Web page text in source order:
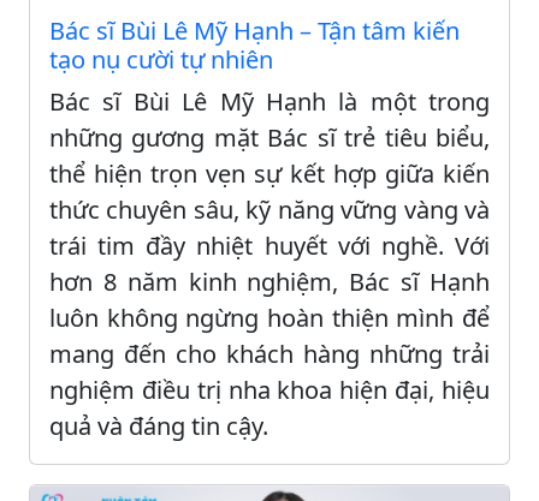
Bác sĩ Bùi Lê Mỹ Hạnh – Tận tâm kiến
tạo nụ cười tự nhiên
Bác sĩ Bùi Lê Mỹ Hạnh là một trong
những gương mặt Bác sĩ trẻ tiêu biểu,
thể hiện trọn vẹn sự kết hợp giữa kiến
thức chuyên sâu, kỹ năng vững vàng và
trái tim đầy nhiệt huyết với nghề. Với
hơn 8 năm kinh nghiệm, Bác sĩ Hạnh
luôn không ngừng hoàn thiện mình để
mang đến cho khách hàng những trải
nghiệm điều trị nha khoa hiện đại, hiệu
quả và đáng tin cậy.